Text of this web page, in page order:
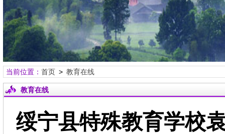
当前位置： 首页> 教育在线
教育在线
绥宁县特殊教育学校